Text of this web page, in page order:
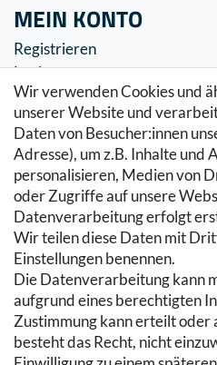
Wir verwenden Cookies und
unserer Website und
Daten von Besucher:innen
Adresse), um z.B. Inhalte und
personalisieren, Medien von
oder Zugriffe auf unsere
Datenverarbeitung erfolgt
Wir teilen diese Daten mit
Einstellungen benennen.
Die Datenverarbeitung kann
aufgrund eines berechtigten
Zustimmung kann erteilt oder
besteht das Recht, nicht
MEIN KONTO
Registrieren
Login
SERVICE
Zahlung & Versand
Warenkorb
Zur Kasse
Hilfe
RECHTLICHES
Kontakt
Datenschutzerklärung
AGB
Impressum